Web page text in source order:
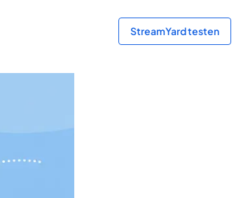
StreamYard testen